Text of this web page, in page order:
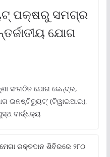
ପକ୍ଷରୁ ସମଗ୍ର
ଯୋଗ
ସଂଗଠିତ ଯୋଗ କେନ୍ଦ୍ର,
ଇନଷ୍ଟିଚ୍ୟୁଟ୍‌’ (ଟିୱାଇଆଇ),
ବାର୍ଦ୍ଧକ୍ୟ
ରକ୍ତଦାନ ଶିବିରରେ ୨୮୦